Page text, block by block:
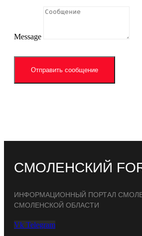
Message
Отправить сообщение
СМОЛЕНСКИЙ
ИНФОРМАЦИОННЫЙ ПОРТАЛ
СМОЛЕНСКОЙ ОБЛАСТИ
Vk Telegram